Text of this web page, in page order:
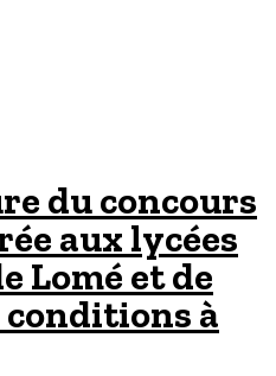
du concours
aux lycées
Lomé et de
conditions à